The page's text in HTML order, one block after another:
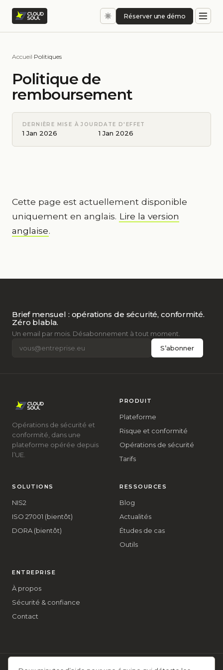
Réserver une démo
Accueil·Politiques
Politique de
remboursement
DERNIÈRE MISE À JOUR
1 Jan 2026
DATE D'EFFET
1 Jan 2026
Cette page est actuellement disponible
uniquement en anglais. Lire la version
anglaise.
Brief mensuel : opérations de sécurité, conformité.
Zéro blabla.
Un email par mois. Désabonnement à tout moment.
S’abonner
Opérations de sécurité et
conformité, dans une
plateforme opérée depuis
l’UE.
PRODUIT
Plateforme
Risque et conformité
Opérations de sécurité
Tarifs
SOLUTIONS
NIS2
ISO 27001 (bientôt)
DORA (bientôt)
RESSOURCES
Blog
Actualités
Études de cas
Outils
ENTREPRISE
À propos
Sécurité & confiance
Contact